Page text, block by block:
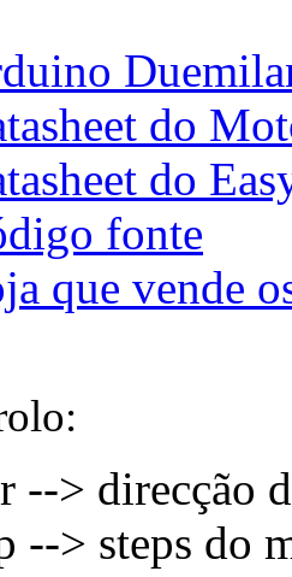
do
do
fonte
que vende
--> direcção
--> steps do